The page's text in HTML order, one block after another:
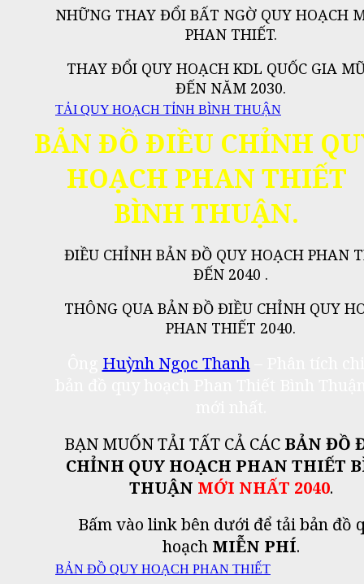
NHỮNG THAY ĐỔI BẤT NGỜ QUY HOẠCH
PHAN THIẾT.
THAY ĐỔI QUY HOẠCH KDL QUỐC GIA
ĐẾN NĂM 2030.
TẢI QUY HOẠCH TỈNH BÌNH THUẬN
BẢN ĐỒ ĐIỀU CHỈNH
HOẠCH PHAN THIẾT
BÌNH THUẬN.
ĐIỀU CHỈNH BẢN ĐỒ QUY HOẠCH PHAN
ĐẾN 2040 .
THÔNG QUA BẢN ĐỒ ĐIỀU CHỈNH QUY
PHAN THIẾT 2040.
Huỳnh Ngọc Thanh– Phân tích
BẠN MUỐN TẢI TẤT CẢ CÁC BẢN ĐỒ
CHỈNH QUY HOẠCH PHAN THIẾT
THUẬN MỚI NHẤT 2040.
Bấm vào link bên dưới để tải bản đồ
hoạch MIỄN PHÍ.
BẢN ĐỒ QUY HOẠCH PHAN THIẾT